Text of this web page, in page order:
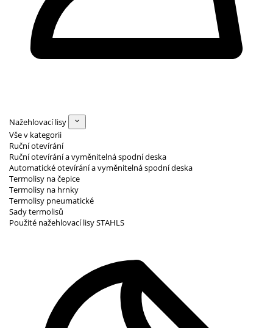
Nažehlovací lisy
Vše v kategorii
Ruční otevírání
Ruční otevírání a vyměnitelná spodní deska
Automatické otevírání a vyměnitelná spodní deska
Termolisy na čepice
Termolisy na hrnky
Termolisy pneumatické
Sady termolisů
Použité nažehlovací lisy STAHLS